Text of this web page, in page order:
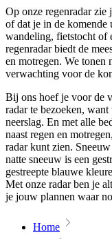
Op onze regenradar
of dat je in de komende
wandeling, fietstocht of
regenradar biedt de
en motregen. We tonen
verwachting voor de
Bij ons hoef je voor de
radar te bezoeken,
neerslag. En met alle
naast regen en
radar kunt zien.
natte sneeuw is een
gestreepte blauwe
Met onze radar ben je
je jouw plannen waar
Home